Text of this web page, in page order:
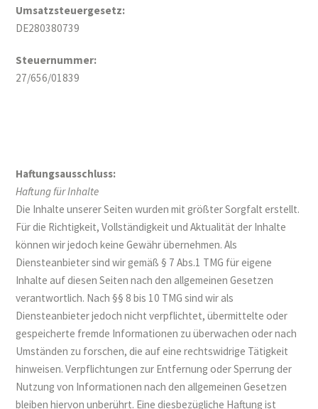
Umsatzsteuergesetz:
DE280380739
Steuernummer:
27/656/01839
Haftungsausschluss:
Haftung für Inhalte
Die Inhalte unserer Seiten wurden mit größter Sorgfalt erstellt.
Für die Richtigkeit, Vollständigkeit und Aktualität der Inhalte
können wir jedoch keine Gewähr übernehmen. Als
Diensteanbieter sind wir gemäß § 7 Abs.1 TMG für eigene
Inhalte auf diesen Seiten nach den allgemeinen Gesetzen
verantwortlich. Nach §§ 8 bis 10 TMG sind wir als
Diensteanbieter jedoch nicht verpflichtet, übermittelte oder
gespeicherte fremde Informationen zu überwachen oder nach
Umständen zu forschen, die auf eine rechtswidrige Tätigkeit
hinweisen. Verpflichtungen zur Entfernung oder Sperrung der
Nutzung von Informationen nach den allgemeinen Gesetzen
bleiben hiervon unberührt. Eine diesbezügliche Haftung ist